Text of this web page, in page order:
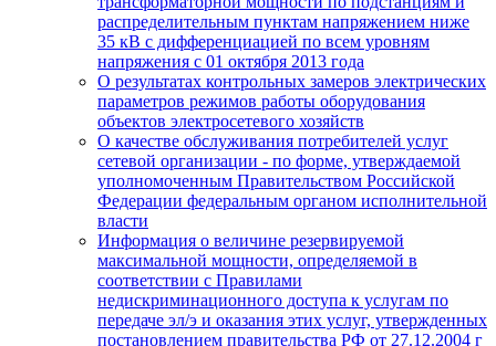
распределительным пунктам напряжением ниже
35 кВ с дифференциацией по всем уровням
напряжения с 01 октября 2013 года
О результатах контрольных замеров электрических
параметров режимов работы оборудования
объектов электросетевого хозяйств
О качестве обслуживания потребителей услуг
сетевой организации - по форме, утверждаемой
уполномоченным Правительством Российской
Федерации федеральным органом исполнительной
власти
Информация о величине резервируемой
максимальной мощности, определяемой в
соответствии с Правилами
недискриминационного доступа к услугам по
передаче эл/э и оказания этих услуг, утвержденных
постановлением правительства РФ от 27.12.2004 г